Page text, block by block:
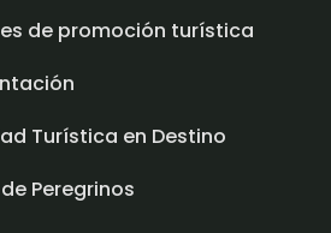
de promoción turística
Turística en Destino
Peregrinos